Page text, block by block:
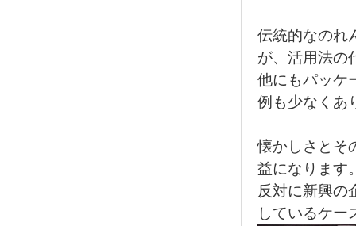
伝統的なのれ
が、活用法の
他にもパッケ
例も少なくあ
懐かしさとそ
益になります
反対に新興の
しているケー